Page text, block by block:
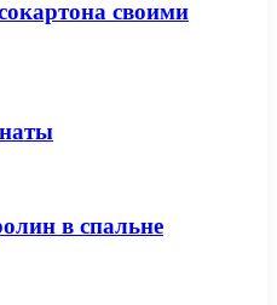
своими
в спальне